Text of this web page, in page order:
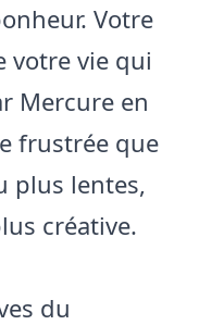
Votre
votre vie qui
Mercure en
frustrée que
plus lentes,
créative.
du